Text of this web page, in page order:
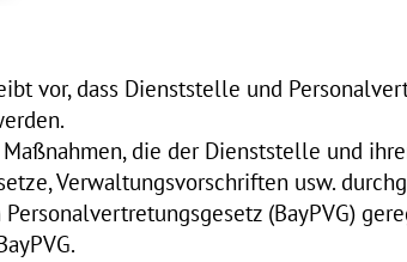
vor, dass Dienststelle und
die der Dienststelle und
Verwaltungsvorschriften usw.
(BayPVG)